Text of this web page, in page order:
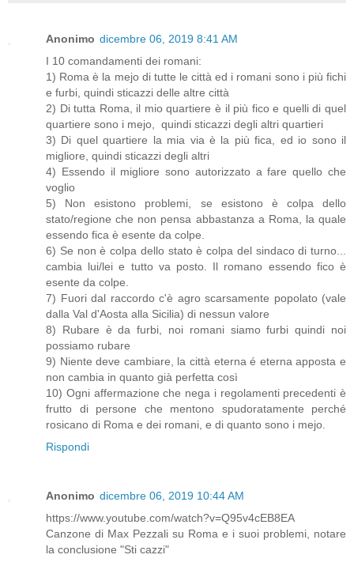
Anonimo dicembre 06, 2019 8:41 AM
I 10 comandamenti dei romani:
1) Roma è la mejo di tutte le città ed i romani sono i più fichi
e furbi, quindi sticazzi delle altre città
2) Di tutta Roma, il mio quartiere è il più fico e quelli di quel
quartiere sono i mejo, quindi sticazzi degli altri quartieri
3) Di quel quartiere la mia via è la più fica, ed io sono il
migliore, quindi sticazzi degli altri
4) Essendo il migliore sono autorizzato a fare quello che
voglio
5) Non esistono problemi, se esistono è colpa dello
stato/regione che non pensa abbastanza a Roma, la quale
essendo fica è esente da colpe.
6) Se non è colpa dello stato è colpa del sindaco di turno...
cambia lui/lei e tutto va posto. Il romano essendo fico è
esente da colpe.
7) Fuori dal raccordo c'è agro scarsamente popolato (vale
dalla Val d'Aosta alla Sicilia) di nessun valore
8) Rubare è da furbi, noi romani siamo furbi quindi noi
possiamo rubare
9) Niente deve cambiare, la città eterna é eterna apposta e
non cambia in quanto già perfetta così
10) Ogni affermazione che nega i regolamenti precedenti è
frutto di persone che mentono spudoratamente perché
rosicano di Roma e dei romani, e di quanto sono i mejo.
Rispondi
Anonimo dicembre 06, 2019 10:44 AM
https://www.youtube.com/watch?v=Q95v4cEB8EA
Canzone di Max Pezzali su Roma e i suoi problemi, notare
la conclusione "Sti cazzi"